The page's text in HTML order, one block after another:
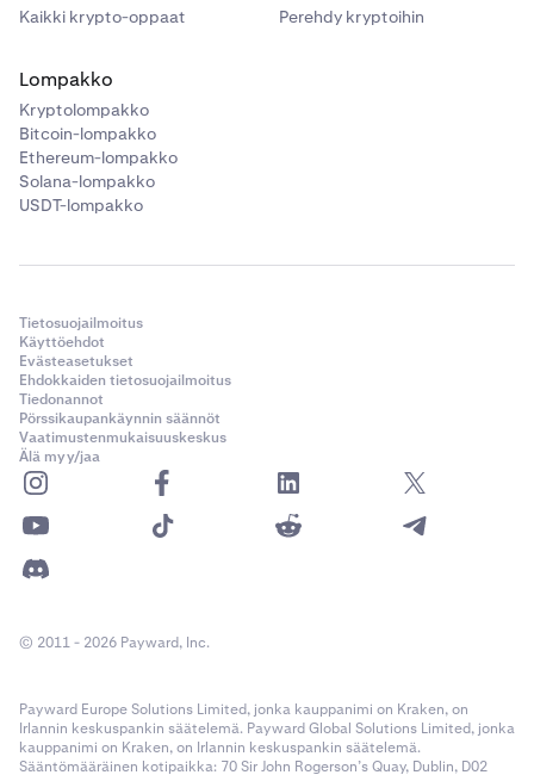
Kaikki krypto-oppaat
Perehdy kryptoihin
Lompakko
Kryptolompakko
Bitcoin-lompakko
Ethereum-lompakko
Solana-lompakko
USDT-lompakko
Tietosuojailmoitus
Käyttöehdot
Evästeasetukset
Ehdokkaiden tietosuojailmoitus
Tiedonannot
Pörssikaupankäynnin säännöt
Vaatimustenmukaisuuskeskus
Älä myy/jaa
© 2011 - 2026 Payward, Inc.
Payward Europe Solutions Limited, jonka kauppanimi on Kraken, on
Irlannin keskuspankin säätelemä. Payward Global Solutions Limited, jonka
kauppanimi on Kraken, on Irlannin keskuspankin säätelemä.
Sääntömääräinen kotipaikka: 70 Sir John Rogerson’s Quay, Dublin, D02